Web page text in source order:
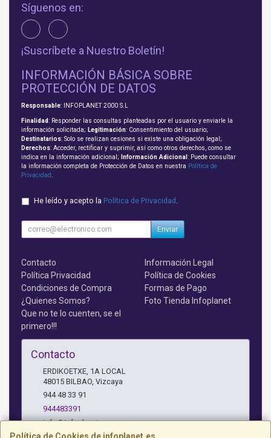
Síguenos en:
¡Suscríbete a Nuestro Boletín!
INFORMACIÓN BÁSICA SOBRE
PROTECCIÓN DE DATOS
Responsable: INFOPLANET 2000 S.L
Finalidad: Responder las consultas planteadas por el usuario y enviarle la
información solicitada; Legitimación: Consentimiento del usuario;
Destinatarios: Solo se realizan cesiones si existe una obligación legal;
Derechos: Acceder, rectificar y suprimir, así como otros derechos, como se
indica en la información adicional;
Información Adicional : Puede consultar
la información completa de Protección de Datos en nuestra Política de
Privacidad
He leído y acepto la Política de Privacidad
Enviar
Contacto
Información Legal
Política Privacidad
Política de Cookies
Condiciones de Compra
Formas de Pago
¿Quienes Somos?
Foto Tienda Infoplanet
Que no te lo cuenten, se el
primero!!!
Contacto
ERDIKOETXE, 1A LOCAL
48015 BILBAO Vizcaya
944 48 33 91
944483391
info@infoplanet.es